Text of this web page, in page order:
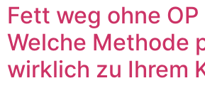
Fett weg ohne OP
Welche Methode
wirklich zu Ihrem